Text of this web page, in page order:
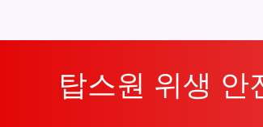
탑스원 위생 안